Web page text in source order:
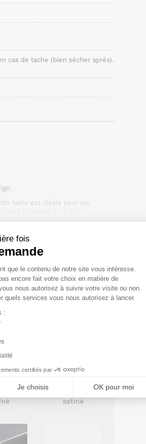
fois
Gestion du
que le contenu de notre site vous intéresse.
encore fait votre choix en matière de
nous autorisez à suivre votre visite ou non.
quels services vous nous autorisez à lancer.
:
certifiés par
Je choisis OK pour moi
cas de tache (bien sécher après).
table est idéale pour les
que vous retrouverez sur le site
puisqu'elle se décline en 9
ou chêne traditionnel. Vous
faits pour vous.
vernis
Cacao vernis
satiné